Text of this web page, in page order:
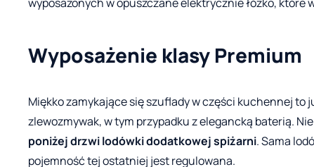
wyposażonych w opuszczane elektrycznie łóżko, które
Wyposażenie klasy Premium
Miękko zamykające się szuflady w części kuchennej
zlewozmywak, w tym przypadku z elegancką baterią.
poniżej drzwi lodówki dodatkowej spiżarni. Sama
pojemność tej ostatniej jest regulowana.